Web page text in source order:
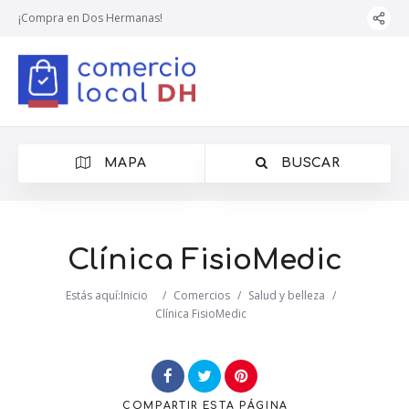
¡Compra en Dos Hermanas!
MAPA BUSCAR
Clínica FisioMedic
Estás aquí:Inicio / Comercios / Salud y belleza /
Clínica FisioMedic
COMPARTIR ESTA PÁGINA